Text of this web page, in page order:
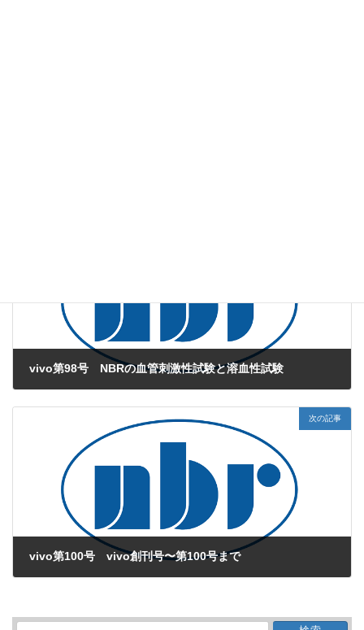
vivo第98号 NBRの血管刺激性試験と溶血性試験
次の記事
vivo第100号 vivo創刊号〜第100号まで
検